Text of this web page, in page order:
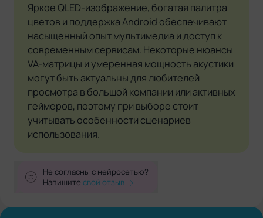
Яркое QLED-изображение, богатая палитра
цветов и поддержка Android обеспечивают
насыщенный опыт мультимедиа и доступ к
современным сервисам. Некоторые нюансы
VA-матрицы и умеренная мощность акустики
могут быть актуальны для любителей
просмотра в большой компании или активных
геймеров, поэтому при выборе стоит
учитывать особенности сценариев
использования.
Не согласны с нейросетью?
Напишитесвой отзыв